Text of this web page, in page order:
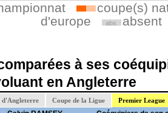
coupe(s)
d'europe
abs. absent
à ses
en Angleterre
d'Angleterre Coupe de la Ligue Premier League